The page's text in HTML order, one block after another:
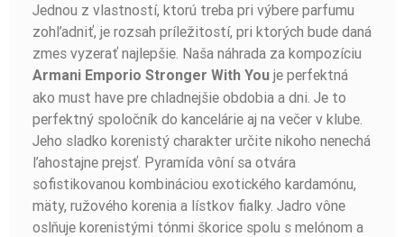
Jednou z vlastností, ktorú treba pri výbere parfumu
zohľadniť, je rozsah príležitostí, pri ktorých bude daná
zmes vyzerať najlepšie. Naša náhrada za kompozíciu
Armani Emporio Stronger With You je perfektná
ako must have pre chladnejšie obdobia a dni. Je to
perfektný spoločník do kancelárie aj na večer v klube.
Jeho sladko korenistý charakter určite nikoho nenechá
ľahostajne prejsť. Pyramída vôní sa otvára
sofistikovanou kombináciou exotického kardamónu,
mäty, ružového korenia a lístkov fialky. Jadro vône
oslňuje korenistými tónmi škorice spolu s melónom a